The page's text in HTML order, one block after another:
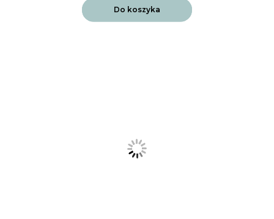
Do koszyka